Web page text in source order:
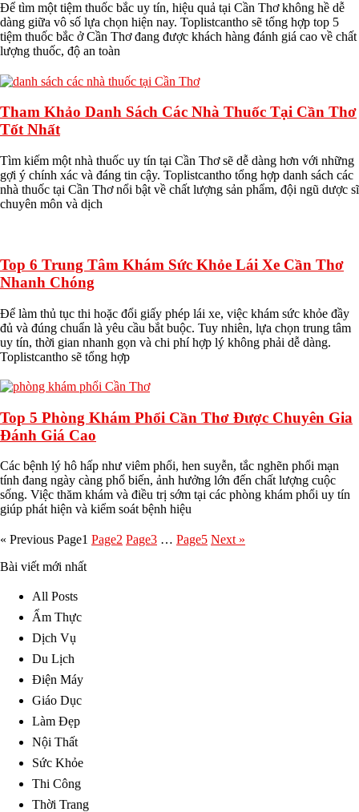
Để tìm một tiệm thuốc bắc uy tín, hiệu quả tại Cần Thơ không hề dễ
dàng giữa vô số lựa chọn hiện nay. Toplistcantho sẽ tổng hợp top 5
tiệm thuốc bắc ở Cần Thơ đang được khách hàng đánh giá cao về chất
lượng thuốc, độ an toàn
Tham Khảo Danh Sách Các Nhà Thuốc Tại Cần Thơ
Tốt Nhất
Tìm kiếm một nhà thuốc uy tín tại Cần Thơ sẽ dễ dàng hơn với những
gợi ý chính xác và đáng tin cậy. Toplistcantho tổng hợp danh sách các
nhà thuốc tại Cần Thơ nổi bật về chất lượng sản phẩm, đội ngũ dược sĩ
chuyên môn và dịch
Top 6 Trung Tâm Khám Sức Khỏe Lái Xe Cần Thơ
Nhanh Chóng
Để làm thủ tục thi hoặc đổi giấy phép lái xe, việc khám sức khỏe đầy
đủ và đúng chuẩn là yêu cầu bắt buộc. Tuy nhiên, lựa chọn trung tâm
uy tín, thời gian nhanh gọn và chi phí hợp lý không phải dễ dàng.
Toplistcantho sẽ tổng hợp
Top 5 Phòng Khám Phổi Cần Thơ Được Chuyên Gia
Đánh Giá Cao
Các bệnh lý hô hấp như viêm phổi, hen suyễn, tắc nghẽn phổi mạn
tính đang ngày càng phổ biến, ảnh hưởng lớn đến chất lượng cuộc
sống. Việc thăm khám và điều trị sớm tại các phòng khám phổi uy tín
giúp phát hiện và kiểm soát bệnh hiệu
« Previous Page1 Page2 Page3 … Page5 Next »
Bài viết mới nhất
All Posts
Ẩm Thực
Dịch Vụ
Du Lịch
Điện Máy
Giáo Dục
Làm Đẹp
Nội Thất
Sức Khỏe
Thi Công
Thời Trang